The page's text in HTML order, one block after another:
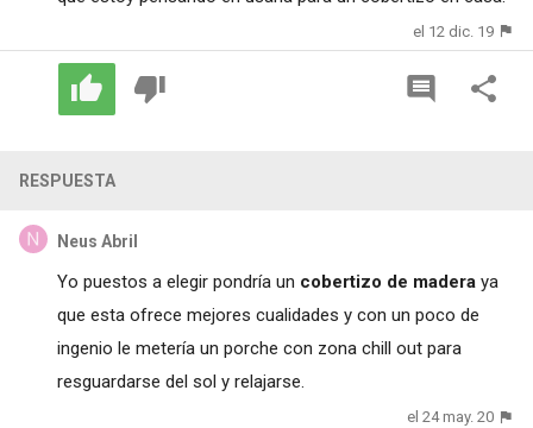
el 12 dic. 19
RESPUESTA
Neus Abril
Yo puestos a elegir pondría un cobertizo de maderaya
que esta ofrece mejores cualidades y con un poco de
ingenio le metería un porche con zona chill out para
resguardarse del sol y relajarse.
el 24 may. 20